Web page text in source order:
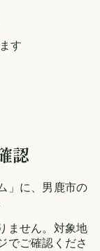
す
認
」に、 男鹿市の
ません。対象地
でご確認くださ